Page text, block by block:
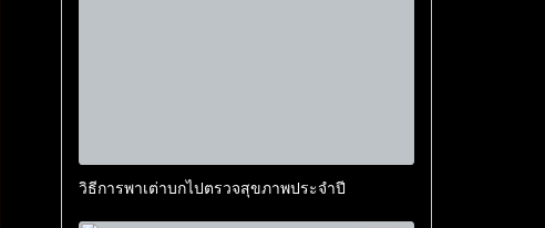
วิธีการพาเต่าบกไปตรวจสุขภาพประจำปี